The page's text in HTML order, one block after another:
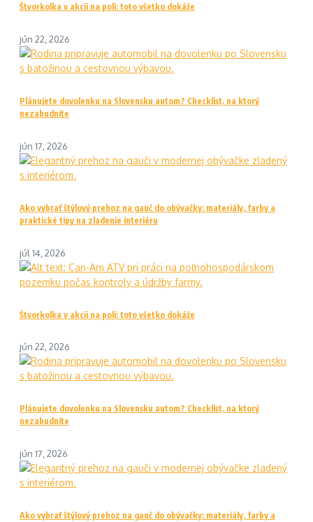
Štvorkolka v akcii na poli: toto všetko dokáže
jún 22, 2026
Plánujete dovolenku na Slovensku autom? Checklist, na ktorý
nezabudnite
jún 17, 2026
Ako vybrať štýlový prehoz na gauč do obývačky: materiály, farby a
praktické tipy na zladenie interiéru
júl 14, 2026
Štvorkolka v akcii na poli: toto všetko dokáže
jún 22, 2026
Plánujete dovolenku na Slovensku autom? Checklist, na ktorý
nezabudnite
jún 17, 2026
Ako vybrať štýlový prehoz na gauč do obývačky: materiály, farby a